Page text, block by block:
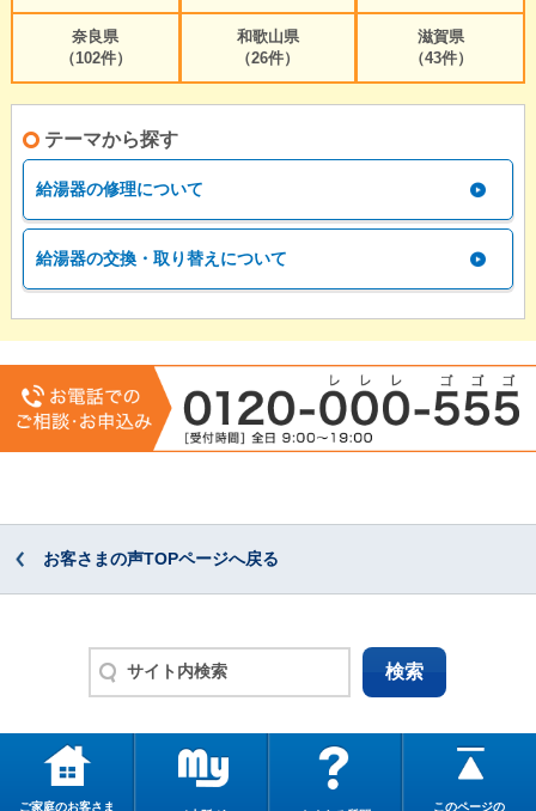
奈良県
（102件）
和歌山県
（26件）
滋賀県
（43件）
テーマから探す
給湯器の修理について
給湯器の交換・取り替えについて
お客さまの声TOPページへ戻る
ご家庭のお客さま このページの